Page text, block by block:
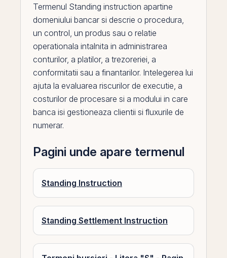
Termenul Standing instruction apartine
domeniului bancar si descrie o procedura,
un control, un produs sau o relatie
operationala intalnita in administrarea
conturilor, a platilor, a trezoreriei, a
conformitatii sau a finantarilor. Intelegerea lui
ajuta la evaluarea riscurilor de executie, a
costurilor de procesare si a modului in care
banca isi gestioneaza clientii si fluxurile de
numerar.
Pagini unde apare termenul
Standing Instruction
Standing Settlement Instruction